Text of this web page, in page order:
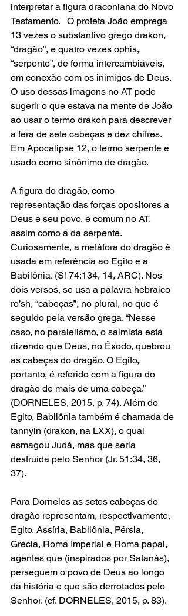
interpretar a figura draconiana do Novo
Testamento.   O profeta João emprega
13 vezes o substantivo grego drakon,
“dragão”, e quatro vezes ophis,
“serpente”, de forma intercambiáveis,
em conexão com os inimigos de Deus.
O uso dessas imagens no AT pode
sugerir o que estava na mente de João
ao usar o termo drakon para descrever
a fera de sete cabeças e dez chifres.
Em Apocalipse 12, o termo serpente e
usado como sinônimo de dragão.
A figura do dragão, como
representação das forças opositores a
Deus e seu povo, é comum no AT,
assim como a da serpente.
Curiosamente, a metáfora do dragão é
usada em referência ao Egito e a
Babilônia. (Sl 74:134, 14, ARC). Nos
dois versos, se usa a palavra hebraico
ro’sh, “cabeças”, no plural, no que é
seguido pela versão grega. “Nesse
caso, no paralelismo, o salmista está
dizendo que Deus, no Êxodo, quebrou
as cabeças do dragão. O Egito,
portanto, é referido com a figura do
dragão de mais de uma cabeça.”
(DORNELES, 2015, p. 74). Além do
Egito, Babilônia também é chamada de
tannyin (drakon, na LXX), o qual
esmagou Judá, mas que seria
destruída pelo Senhor (Jr. 51:34, 36,
37).
Para Dorneles as setes cabeças do
dragão representam, respectivamente,
Egito, Assíria, Babilônia, Pérsia,
Grécia, Roma Imperial e Roma papal,
agentes que (inspirados por Satanás),
perseguem o povo de Deus ao longo
da história e que são derrotados pelo
Senhor. (cf. DORNELES, 2015, p. 83).